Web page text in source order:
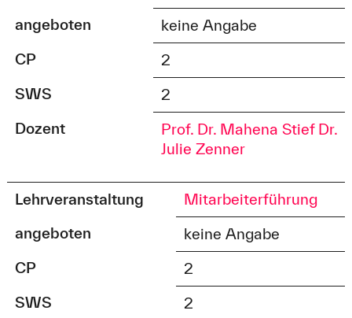
angeboten
keine Angabe
CP
2
SWS
2
Dozent
Prof. Dr. Mahena StiefDr.
Julie Zenner
Lehrveranstaltung
Mitarbeiterführung
angeboten
keine Angabe
CP
2
SWS
2